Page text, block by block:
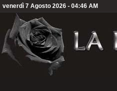
venerdì 7 Agosto 2026 - 04:46 AM